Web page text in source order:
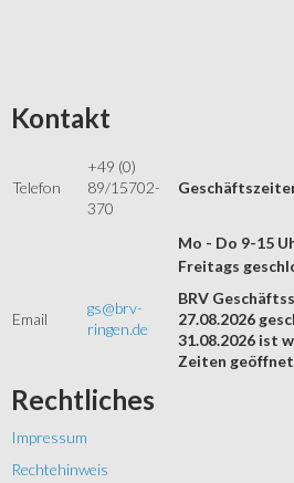
Kontakt
Telefon
+49 (0)
89/15702-
370
Mo - Do 9-15
Email
gs@brv-
ringen.de
Freitags
BRV
27.08.2026
31.08.2026 ist
Zeiten
Rechtliches
Impressum
Rechtehinweis